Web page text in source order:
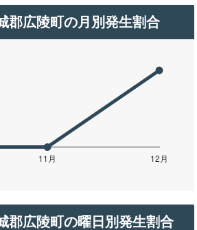
郡広陵町の月別発生割合
郡広陵町の曜日別発生割合